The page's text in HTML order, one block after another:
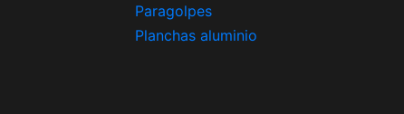
Paragolpes
Planchas aluminio